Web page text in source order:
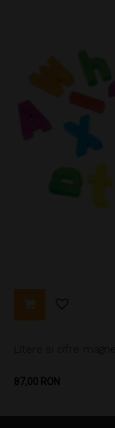
Pret
87,00 RON